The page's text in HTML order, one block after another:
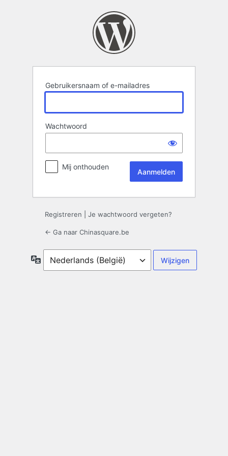
Gebruikersnaam of e-mailadres
Wachtwoord
Mij onthouden
Registreren Je wachtwoord vergeten?
← Ga naar Chinasquare.be
Taal